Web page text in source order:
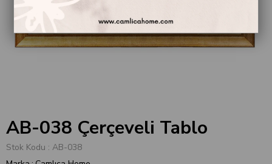
AB-038 Çerçeveli Tablo
Stok Kodu
AB-038